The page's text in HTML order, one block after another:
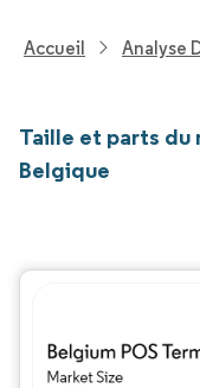
Accueil Analyse
Taille et parts du
Belgique